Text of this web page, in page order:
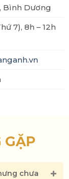
Bình Dương
7), 8h – 12h
GẶP
chưa